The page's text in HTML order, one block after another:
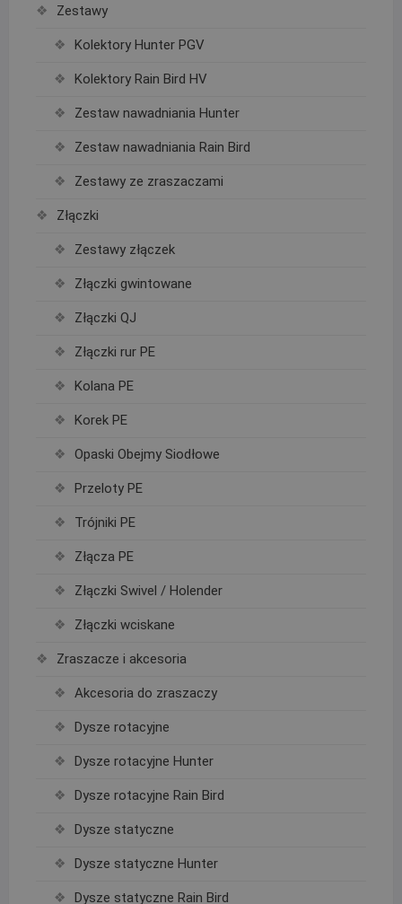
Zestawy
Kolektory Hunter PGV
Kolektory Rain Bird HV
Zestaw nawadniania Hunter
Zestaw nawadniania Rain Bird
Zestawy ze zraszaczami
Złączki
Zestawy złączek
Złączki gwintowane
Złączki QJ
Złączki rur PE
Kolana PE
Korek PE
Opaski Obejmy Siodłowe
Przeloty PE
Trójniki PE
Złącza PE
Złączki Swivel / Holender
Złączki wciskane
Zraszacze i akcesoria
Akcesoria do zraszaczy
Dysze rotacyjne
Dysze rotacyjne Hunter
Dysze rotacyjne Rain Bird
Dysze statyczne
Dysze statyczne Hunter
Dysze statyczne Rain Bird